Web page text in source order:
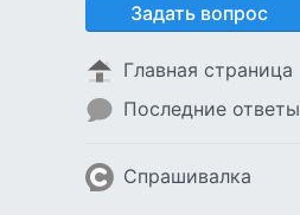
Задать вопрос
Главная страница
Последние ответы
Спрашивалка